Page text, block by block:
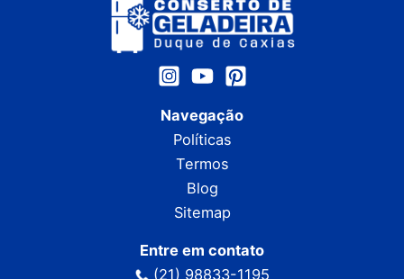
Navegação
Políticas
Termos
Blog
Sitemap
Entre em contato
(21) 98833-1195